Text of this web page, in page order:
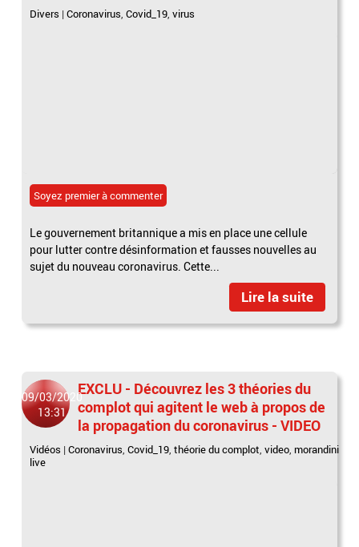
Divers |Coronavirus,Covid_19,virus
Soyez premier à commenter
Le gouvernement britannique a mis en place une cellule
pour lutter contre désinformation et fausses nouvelles au
sujet du nouveau coronavirus. Cette...
Lire la suite
09/03/2020
13:31
EXCLU - Découvrez les 3 théories du
complot qui agitent le web à propos de
la propagation du coronavirus - VIDEO
Vidéos |Coronavirus,Covid_19,théorie du complot,video, morandini
live